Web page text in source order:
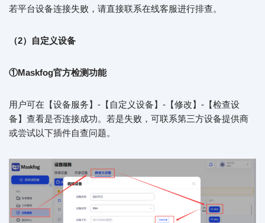
若平台设备连接失败，请直接联系在线客服进行排查。
（2）自定义设备
①Maskfog官方检测功能
用户可在【设备服务】-【自定义设备】-【修改】-【检查设
备】查看是否连接成功。若是失败，可联系第三方设备提供商
或尝试以下插件自查问题。